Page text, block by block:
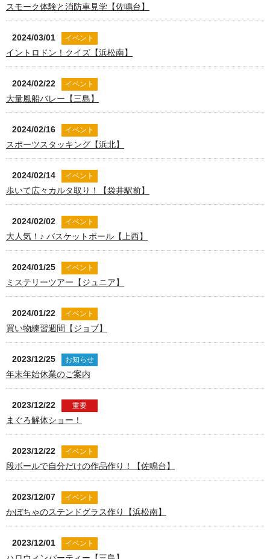
スモーク体験と消防車見学【佐鳴台】
2024/03/01 イベント
イントロドン！クイズ【浜松南】
2024/02/22 イベント
大量風船バレー【三島】
2024/02/16 イベント
スポーツスタッキング【浜北】
2024/02/14 イベント
歩いて広々カルタ取り！【袋井駅前】
2024/02/02 イベント
大人気！♪ バスケットボール【上西】
2024/01/25 イベント
ミステリーツアー【ジュニア】
2024/01/22 イベント
買い物練習週間【ジョブ】
2023/12/25 お知らせ
年末年始休業のご案内
2023/12/22 重要
まぐろ解体ショー！
2023/12/22 イベント
段ボールで自分だけの作品作り！【佐鳴台】
2023/12/07 イベント
かぼちゃのステンドグラス作り【浜松南】
2023/12/01 イベント